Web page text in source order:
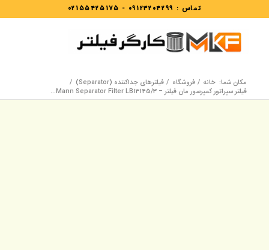
تماس : 09123204299
-
02155425175
مکان شما: خانه / فروشگاه / فیلترهای جداکننده (Separator)
/
فیلتر سپراتور کمپرسور مان فیلتر – Mann Separator Filter LB13145/3...